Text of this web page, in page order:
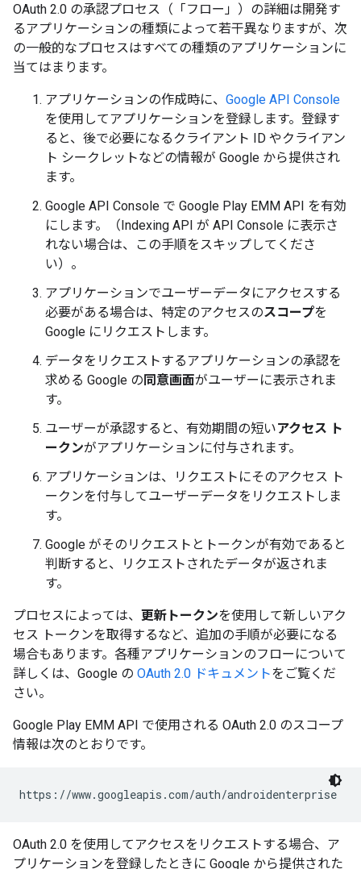
OAuth 2.0 の承認プロセス（「フロー」）の詳細は開発す
るアプリケーションの種類によって若干異なりますが、次
の一般的なプロセスはすべての種類のアプリケーションに
当てはまります。
アプリケーションの作成時に、 Google API Console
を使用してアプリケーションを登録します。登録す
ると、後で必要になるクライアント ID やクライアン
ト シークレットなどの情報が Google から提供され
ます。
Google API Console で Google Play EMM API を有効
にします。（Indexing API が API Console に表示さ
れない場合は、この手順をスキップしてくださ
い）。
アプリケーションでユーザーデータにアクセスする
必要がある場合は、特定のアクセスのスコープを
Google にリクエストします。
データをリクエストするアプリケーションの承認を
求める Google の同意画面がユーザーに表示されま
す。
ユーザーが承認すると、有効期間の短いアクセス ト
ークンがアプリケーションに付与されます。
アプリケーションは、リクエストにそのアクセス ト
ークンを付与してユーザーデータをリクエストしま
す。
Google がそのリクエストとトークンが有効であると
判断すると、リクエストされたデータが返されま
す。
プロセスによっては、 更新トークンを使用して新しいアク
セス トークンを取得するなど、追加の手順が必要になる
場合もあります。各種アプリケーションのフローについて
詳しくは、Google の OAuth 2.0 ドキュメントをご覧くだ
さい。
Google Play EMM API で使用される OAuth 2.0 のスコープ
情報は次のとおりです。
https://www.googleapis.com/auth/androidenterprise
OAuth 2.0 を使用してアクセスをリクエストする場合、ア
プリケーションを登録したときに Google から提供された